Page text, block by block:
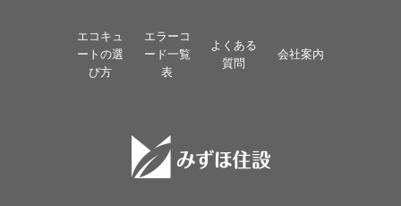
エコキュ
ートの選
び方
エラーコ
ード一覧
表
よくある
質問
会社案内